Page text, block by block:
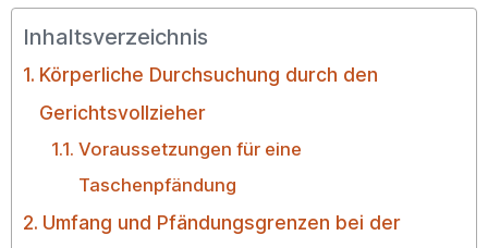
Inhaltsverzeichnis
Körperliche Durchsuchung durch den
Gerichtsvollzieher
Voraussetzungen für eine
Taschenpfändung
Umfang und Pfändungsgrenzen bei der